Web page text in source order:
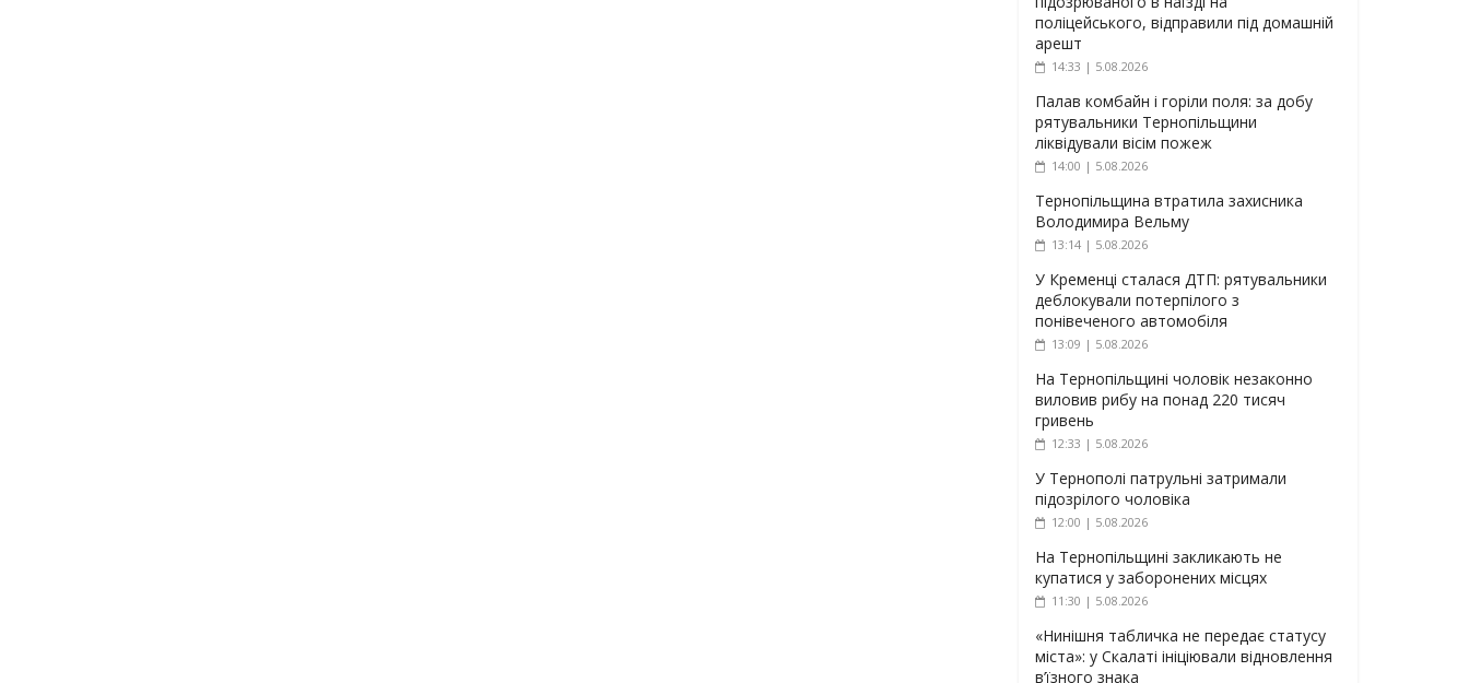
поліцейського, відправили під домашній
арешт
14:33 | 5.08.2026
Палав комбайн і горіли поля: за добу
рятувальники Тернопільщини
ліквідували вісім пожеж
14:00 | 5.08.2026
Тернопільщина втратила захисника
Володимира Вельму
13:14 | 5.08.2026
У Кременці сталася ДТП: рятувальники
деблокували потерпілого з
понівеченого автомобіля
13:09 | 5.08.2026
На Тернопільщині чоловік незаконно
виловив рибу на понад 220 тисяч
гривень
12:33 | 5.08.2026
У Тернополі патрульні затримали
підозрілого чоловіка
12:00 | 5.08.2026
На Тернопільщині закликають не
купатися у заборонених місцях
11:30 | 5.08.2026
«Нинішня табличка не передає статусу
міста»: у Скалаті ініціювали відновлення
в’їзного знака